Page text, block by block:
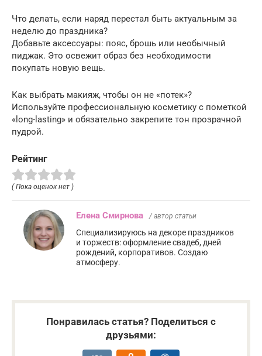
Что делать, если наряд перестал быть актуальным за
неделю до праздника?
Добавьте аксессуары: пояс, брошь или необычный
пиджак. Это освежит образ без необходимости
покупать новую вещь.
Как выбрать макияж, чтобы он не «потек»?
Используйте профессиональную косметику с пометкой
«long-lasting» и обязательно закрепите тон прозрачной
пудрой.
Рейтинг
( Пока оценок нет )
Елена Смирнова / автор статьи
Специализируюсь на декоре праздников
и торжеств: оформление свадеб, дней
рождений, корпоративов. Создаю
атмосферу.
Понравилась статья? Поделиться с
друзьями: